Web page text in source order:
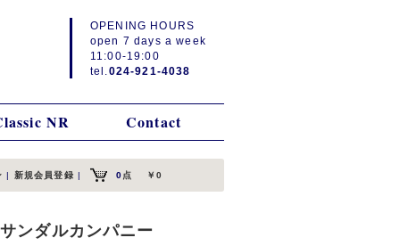
OPENING HOURS
open 7 days a week
11:00-19:00
tel. 024-921-4038
NR Contact
| 新規会員登録 | 0点 ￥0
ンダルカンパニー